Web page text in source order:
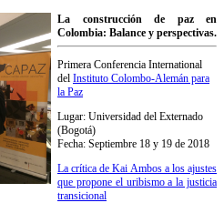
La construcción de paz en
Colombia: Balance y perspectivas.
Primera Conferencia International
del Instituto Colombo-Alemán para
la Paz
Lugar: Universidad del Externado
(Bogotá)
Fecha: Septiembre 18 y 19 de 2018
La crítica de Kai Ambos a los ajustes
que propone el uribismo a la justicia
transicional